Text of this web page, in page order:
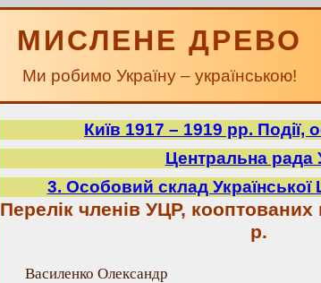
МИСЛЕНЕ ДРЕВО
Ми робимо Україну – українською!
Київ 1917 – 1919 рр. Події,
Центральна рада
3. Особовий склад Української
Перелік членів УЦР, кооптованих
р.
Василенко Олександр